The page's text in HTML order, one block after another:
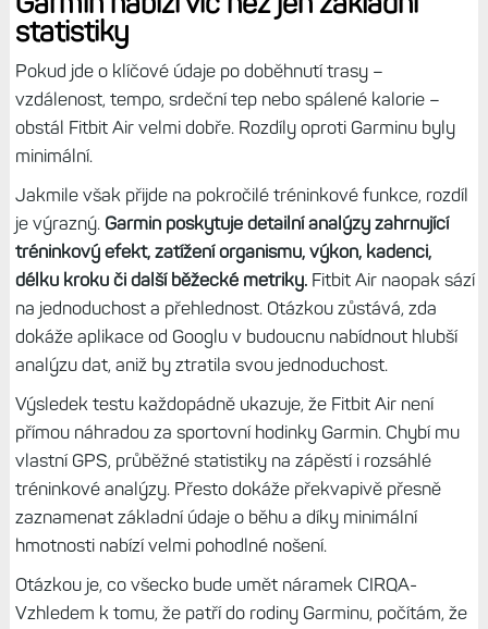
statistiky
Pokud jde o klíčové údaje po doběhnutí trasy –
vzdálenost, tempo, srdeční tep nebo spálené kalorie –
obstál Fitbit Air velmi dobře. Rozdíly oproti Garminu byly
minimální.
Jakmile však přijde na pokročilé tréninkové funkce, rozdíl
je výrazný. Garmin poskytuje detailní analýzy zahrnující
tréninkový efekt, zatížení organismu, výkon, kadenci,
délku kroku či další běžecké metriky. Fitbit Air naopak sází
na jednoduchost a přehlednost. Otázkou zůstává, zda
dokáže aplikace od Googlu v budoucnu nabídnout hlubší
analýzu dat, aniž by ztratila svou jednoduchost.
Výsledek testu každopádně ukazuje, že Fitbit Air není
přímou náhradou za sportovní hodinky Garmin. Chybí mu
vlastní GPS, průběžné statistiky na zápěstí i rozsáhlé
tréninkové analýzy. Přesto dokáže překvapivě přesně
zaznamenat základní údaje o běhu a díky minimální
hmotnosti nabízí velmi pohodlné nošení.
Otázkou je, co všecko bude umět náramek CIRQA-
Vzhledem k tomu, že patří do rodiny Garminu, počítám, že